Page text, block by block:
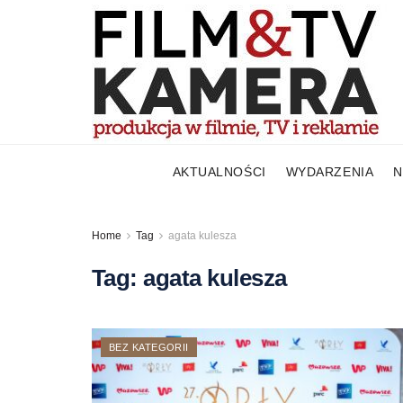
AKTUALNOŚCI WYDARZENIA
Home Tag agata kulesza
Tag:agata kulesza
BEZ KATEGORII